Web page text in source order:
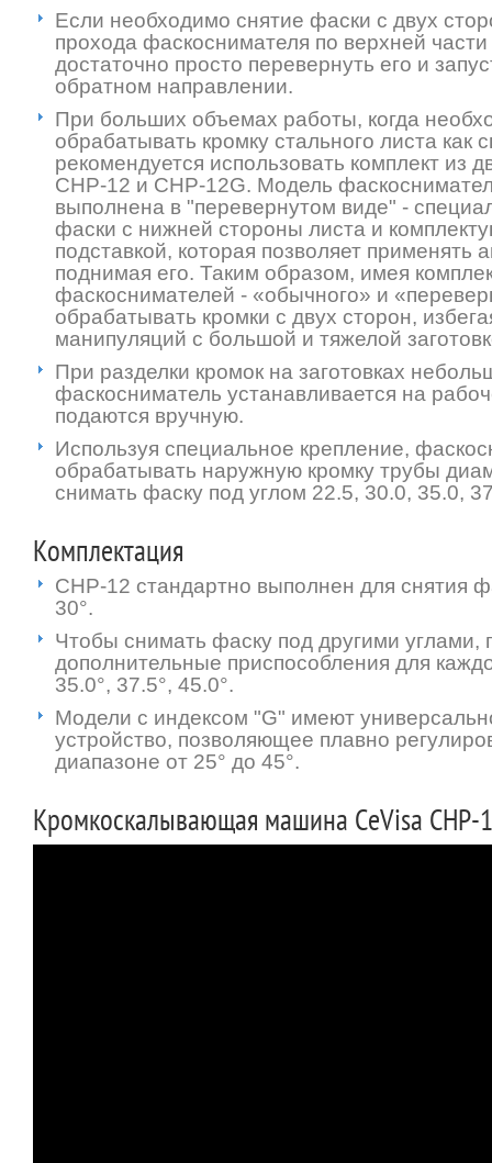
Если необходимо снятие фаски с двух
прохода фаскоснимателя по верхней части
достаточно просто перевернуть его и
обратном направлении.
При больших объемах работы, когда
обрабатывать кромку стального листа как
рекомендуется использовать комплект из
СНР-12 и СНР-12G. Модель
выполнена в "перевернутом виде" -
фаски с нижней стороны листа и
подставкой, которая позволяет применять
поднимая его. Таким образом, имея
фаскоснимателей - «обычного» и
обрабатывать кромки с двух сторон,
манипуляций с большой и тяжелой
При разделки кромок на заготовках
фаскосниматель устанавливается на
подаются вручную.
Используя специальное крепление,
обрабатывать наружную кромку трубы
снимать фаску под углом 22.5, 30.0, 35.0,
Комплектация
СНР-12 стандартно выполнен для снятия
30°.
Чтобы снимать фаску под другими углами,
дополнительные приспособления для
35.0°, 37.5°, 45.0°.
Модели с индексом "G" имеют
устройство, позволяющее плавно
диапазоне от 25° до 45°.
Кромкоскалывающая машина CeVisa CHP-